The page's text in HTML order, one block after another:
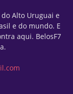
Alto Uruguai e
e do mundo. E
aqui. BelosF7